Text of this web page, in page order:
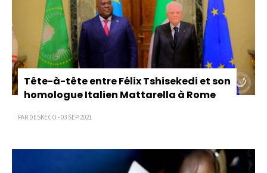
Tête-à-tête entre Félix Tshisekedi et son
homologue Italien Mattarella à Rome
PAR DESKECO - 03 SEP 2021